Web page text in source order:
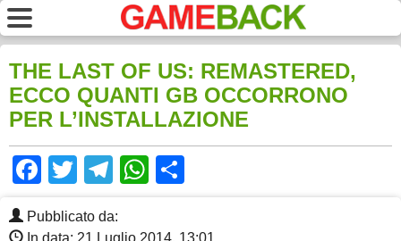
THE LAST OF US: REMASTERED,
ECCO QUANTI GB OCCORRONO
PER L’INSTALLAZIONE
Facebook
TwitterTelegram
WhatsApp
Pubblicato da: